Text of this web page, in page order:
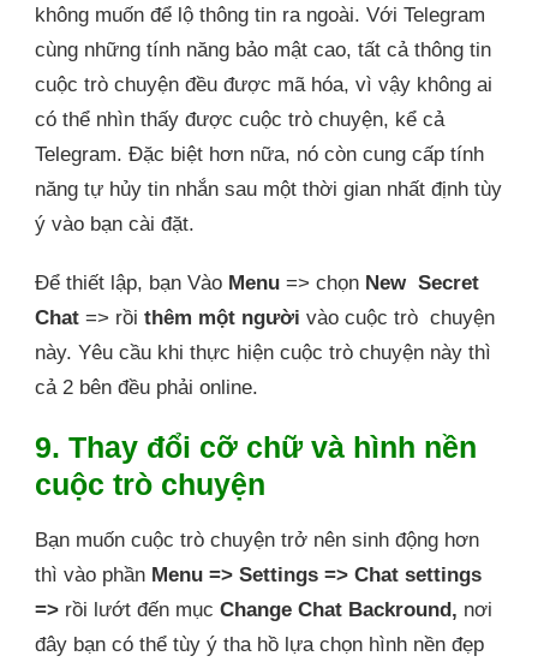
không muốn để lộ thông tin ra ngoài. Với Telegram
cùng những tính năng bảo mật cao, tất cả thông tin
cuộc trò chuyện đều được mã hóa, vì vậy không ai
có thể nhìn thấy được cuộc trò chuyện, kể cả
Telegram. Đặc biệt hơn nữa, nó còn cung cấp tính
năng tự hủy tin nhắn sau một thời gian nhất định tùy
ý vào bạn cài đặt.
Để thiết lập, bạn Vào Menu => chọn New Secret
Chat => rồi thêm một người vào cuộc trò chuyện
này. Yêu cầu khi thực hiện cuộc trò chuyện này thì
cả 2 bên đều phải online.
9. Thay đổi cỡ chữ và hình nền
cuộc trò chuyện
Bạn muốn cuộc trò chuyện trở nên sinh động hơn
thì vào phần Menu => Settings => Chat settings
=> rồi lướt đến mục Change Chat Backround, nơi
đây bạn có thể tùy ý tha hồ lựa chọn hình nền đẹp